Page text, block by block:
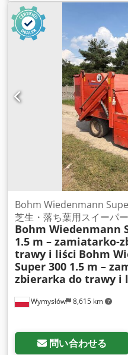
Wymysłów 8,615 km
Bohm Wiedenmann
芝生・落ち葉用スイーパ
Bohm Wiedenmann
1.5 m – zamiatarko-
trawy i liści Bohm
Super 300 1.5 m –
zbierarka do trawy i
問い合わせる